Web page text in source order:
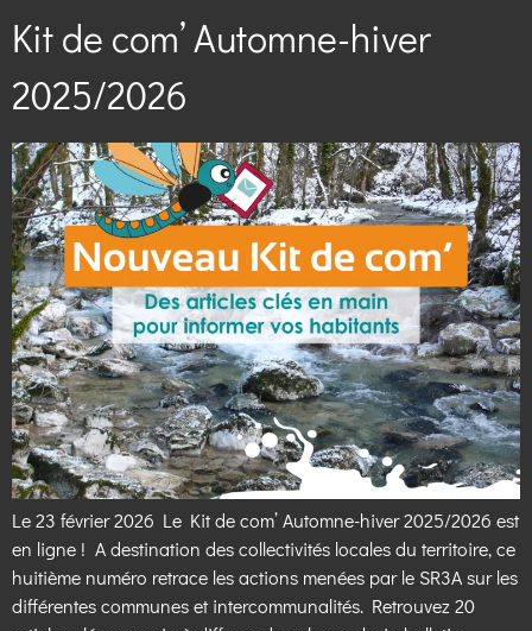
Kit de com’ Automne-hiver
2025/2026
Le 23 février 2026 Le Kit de com’ Automne-hiver 2025/2026 est
en ligne ! A destination des collectivités locales du territoire, ce
huitième numéro retrace les actions menées par le SR3A sur les
différentes communes et intercommunalités. Retrouvez 20